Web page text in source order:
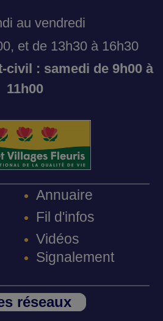
au vendredi
et de 13h30 à 16h30
civil : samedi de 9h00 à
11h00
Annuaire
Fil d'infos
Vidéos
Signalement
réseaux